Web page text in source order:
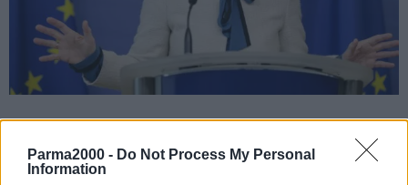
Parma2000 - Do Not Process My Personal
Information
L’aggressione di Putin deve essere un fallimento strategico.
Faremo tutto il possibile per aiutare gli ucraini a prevalere e